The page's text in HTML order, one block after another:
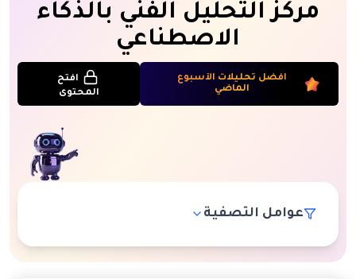
مركز التحليل الفني بالذكاء
الاصطناعي
أفضل تحليلات الأسبوع
الماضي
افتح
المحتوى
عوامل التصفية